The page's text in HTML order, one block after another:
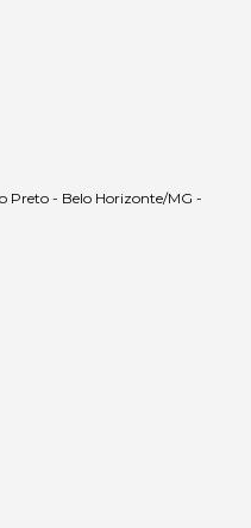
Preto - Belo Horizonte/MG -